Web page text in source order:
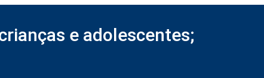
e adolescentes;